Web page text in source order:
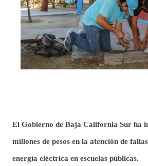
El Gobierno de Baja California Sur ha
millones de pesos en la atención de
energía eléctrica en escuelas públicas.